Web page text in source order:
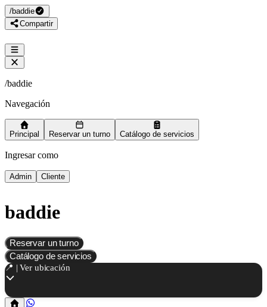
/baddie
Compartir
/baddie
Navegación
Principal Reservar un turno Catálogo de servicios
Ingresar como
Admin Cliente
baddie
Reservar un turno
Catálogo de servicios
📍 | Ver ubicación